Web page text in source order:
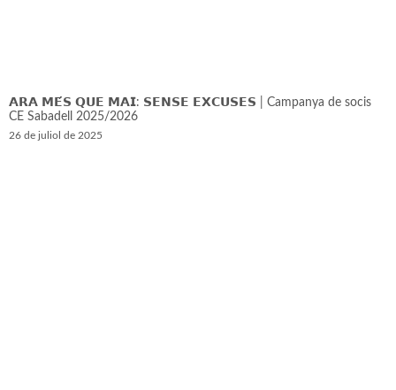
𝗔𝗥𝗔 𝗠𝗘́𝗦 𝗤𝗨𝗘 𝗠𝗔𝗜: 𝗦𝗘𝗡𝗦𝗘 𝗘𝗫𝗖𝗨𝗦𝗘𝗦 | Campanya de socis
CE Sabadell 2025/2026
26 de juliol de 2025